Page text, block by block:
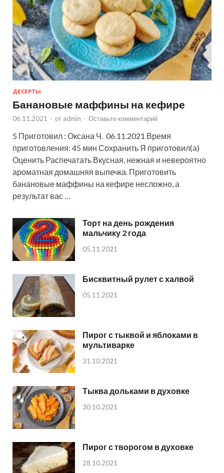
ДЕСЕРТЫ
Банановые маффины на кефире
06.11.2021 - от admin - Оставьте комментарий
5 Приготовил : Оксана Ч. 06.11.2021 Время
приготовления: 45 мин Сохранить Я приготовил(а)
Оценить Распечатать Вкусная, нежная и невероятно
ароматная домашняя выпечка. Приготовить
банановые маффины на кефире несложно, а
результат вас …
Торт на день рождения
мальчику 2 года
05.11.2021
Бисквитный рулет с халвой
05.11.2021
Пирог с тыквой и яблоками в
мультиварке
31.10.2021
Тыква дольками в духовке
30.10.2021
Пирог с творогом в духовке
28.10.2021